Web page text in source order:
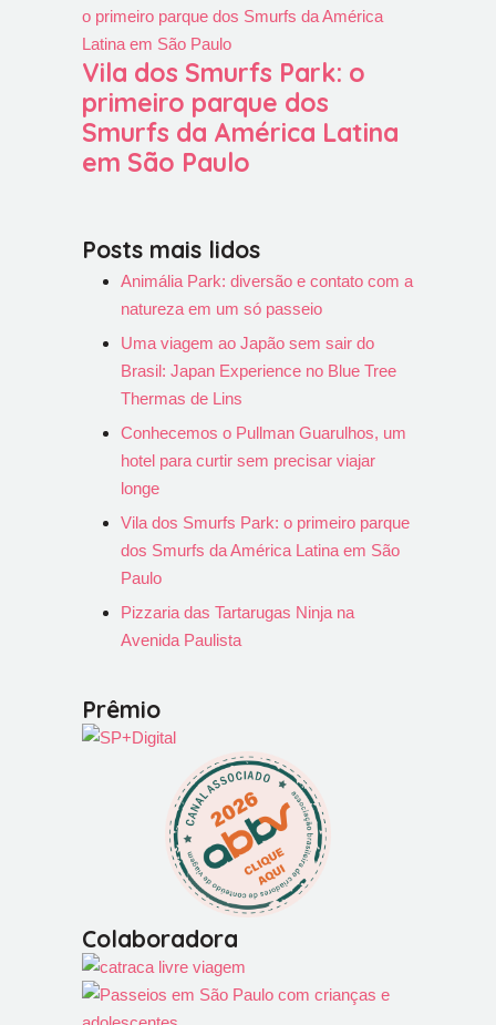
Vila dos Smurfs Park: o
primeiro parque dos
Smurfs da América Latina
em São Paulo
Posts mais lidos
Animália Park: diversão e contato com a
natureza em um só passeio
Uma viagem ao Japão sem sair do
Brasil: Japan Experience no Blue Tree
Thermas de Lins
Conhecemos o Pullman Guarulhos, um
hotel para curtir sem precisar viajar
longe
Vila dos Smurfs Park: o primeiro parque
dos Smurfs da América Latina em São
Paulo
Pizzaria das Tartarugas Ninja na
Avenida Paulista
Prêmio
Colaboradora